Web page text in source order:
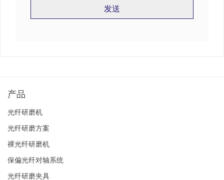
发送
产品
光纤研磨机
光纤研磨方案
裸光纤研磨机
保偏光纤对轴系统
光纤研磨夹具